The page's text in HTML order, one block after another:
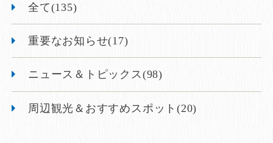
全て(135)
重要なお知らせ(17)
ニュース＆トピックス(98)
周辺観光＆おすすめスポット(20)